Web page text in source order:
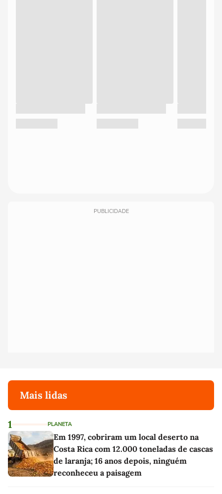
PUBLICIDADE
Mais lidas
1 PLANETA
Em 1997, cobriram um local deserto na
Costa Rica com 12.000 toneladas de cascas
de laranja; 16 anos depois, ninguém
reconheceu a paisagem